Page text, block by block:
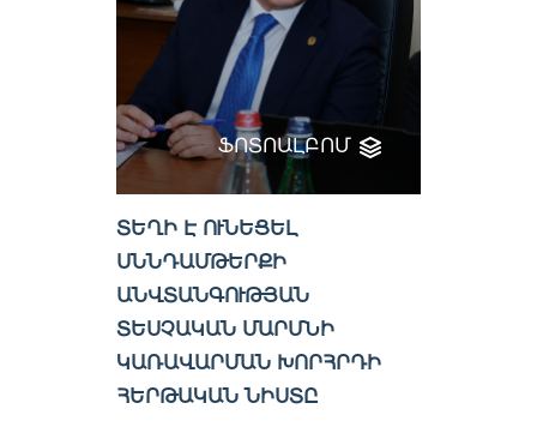
ՖՈՏՈԱԼԲՈՄ
ՏԵՂԻ Է ՈՒՆԵՑԵԼ
ՍՆՆԴԱՄԹԵՐՔԻ
ԱՆՎՏԱՆԳՈՒԹՅԱՆ
ՏԵՍՉԱԿԱՆ ՄԱՐՄՆԻ
ԿԱՌԱՎԱՐՄԱՆ ԽՈՐՀՐԴԻ
ՀԵՐԹԱԿԱՆ ՆԻՍՏԸ